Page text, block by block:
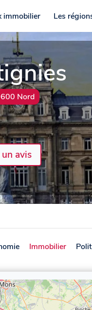
immobilier Les
Nord
avis
Immobilier